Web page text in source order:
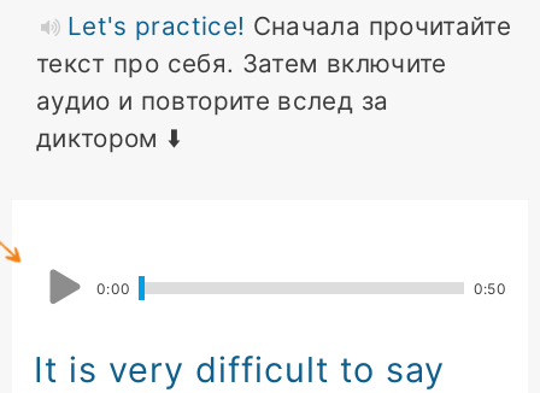
Let's practice! Сначала прочитайте
текст про себя. Затем включите
аудио и повторите вслед за
диктором ⬇️
0:00 0:50
It is very difficult to say